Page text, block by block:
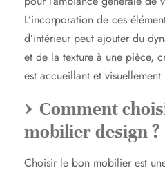
L’incorporation de ces
d’intérieur peut ajouter du
et de la texture à une pièce,
est accueillant et visuellement
Comment
mobilier design ?
Choisir le bon mobilier est